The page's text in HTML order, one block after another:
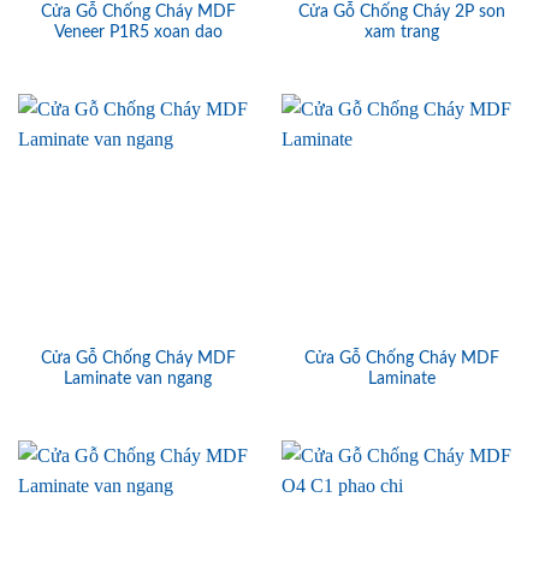
Cửa Gỗ Chống Cháy MDF
Veneer P1R5 xoan dao
Cửa Gỗ Chống Cháy 2P son
xam trang
Cửa Gỗ Chống Cháy MDF
Laminate van ngang
Cửa Gỗ Chống Cháy MDF
Laminate